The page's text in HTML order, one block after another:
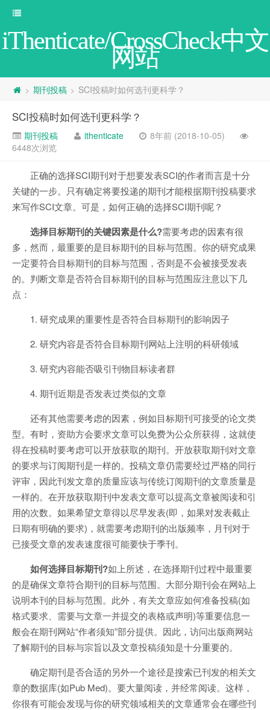
iThenticate/CrossCheck中文
网站
> 期刊投稿 > SCI投稿时如何选刊更科学？
SCI投稿时如何选刊更科学？
期刊投稿 ithenticate
8年前 (2018-10-05)
6448次浏览
正确的选择SCI期刊对于想要发表SCI的作者而言是十分
关键的一步。只有确定将要投递的期刊才能根据期刊投稿要求
来写作SCI文章。可是，如何正确的选择SCI期刊呢？
选择目标期刊的关键因素是什么?需要考虑的因素有很
多，然而，最重要的是目标期刊的目标与范围。你的研究成果
一定要符合目标期刊的目标与范围，否则是不会被接受发表
的。判断文章是否符合目标期刊的目标与范围应注意以下几
点：
1. 研究成果的重要性是否符合目标期刊的影响因子
2. 研究内容是否符合目标期刊网站上注明的科研领域
3. 研究内容能否吸引刊物目标读者群
4. 期刊近期是否发表过类似的文章
还有其他需要考虑的因素，例如目标期刊可接受的论文类
型。有时，资助方会要求文章可以免费为公众所获得，这就使
得在投稿时要考虑可以开放获取的期刊。开放获取期刊对文章
的要求与订阅期刊是一样的。投稿文章仍需要经过严格的同行
评审，因此刊发文章的质量应该与传统订阅期刊的文章质量是
一样的。在开放获取期刊中发表文章可以提高文章被阅读和引
用的次数。如果希望文章得以尽早发表(即，如果对发表截止
日期有明确的要求)，就需要考虑期刊的出版频率，月刊对于
已接受文章的发表速度很可能要快于季刊。
如何选择目标期刊?如上所述，在选择期刊过程中最重要
的是确保文章符合期刊的目标与范围。大部分期刊会在网站上
说明本刊的目标与范围。此外，有关文章应如何准备投稿(如
格式要求、需要与文章一并提交的表格或声明)等重要信息一
般会在期刊网站“作者须知”部分提供。因此，访问出版商网站
了解期刊的目标与宗旨以及文章投稿须知是十分重要的。
确定期刊是否合适的另外一个途径是搜索已刊发的相关文
章的数据库(如Pub Med)。要大量阅读，并经常阅读。这样，
你很有可能会发现与你的研究领域相关的文章通常会在哪些刊